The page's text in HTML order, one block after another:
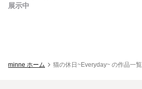
展示中
minne ホーム 猫の休日~Everyday~ の作品一覧